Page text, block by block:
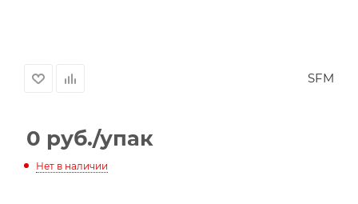
SFM
0 руб./упак
Нет в наличии